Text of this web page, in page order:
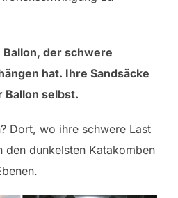
der schwere
hat. Ihre Sandsäcke
Ballon selbst.
Dort, wo ihre schwere Last
den dunkelsten Katakomben